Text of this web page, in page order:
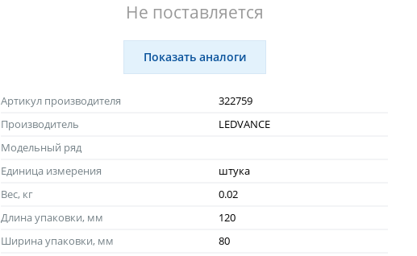
Не поставляется
Показать аналоги
Артикул производителя
322759
Производитель
LEDVANCE
Модельный ряд
Единица измерения
штука
Вес, кг
0.02
Длина упаковки, мм
120
Ширина упаковки, мм
80